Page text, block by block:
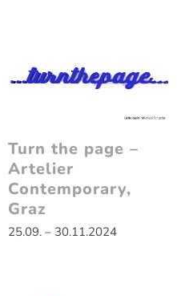
Turn the page –
Artelier
Contemporary,
Graz
25.09. – 30.11.2024